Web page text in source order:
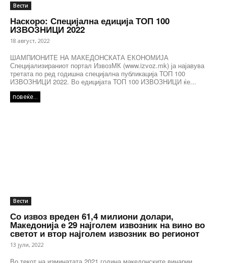
Вести
Наскоро: Специјална едиција ТОП 100
ИЗВОЗНИЦИ 2022
18 август, 2022
ШАМПИОНИТЕ НА МАКЕДОНСКАТА ЕКОНОМИЈА
Специјализираниот портал ИзвозМК (www.izvoz.mk) ја најавува
третата по ред годишна специјална публикација ТОП 100
ИЗВОЗНИЦИ 2022. Во едицијата ТОП 100 ИЗВОЗНИЦИ ќе...
повеќе...
Вести
Со извоз вреден 61,4 милиони долари,
Македонија е 29 најголем извозник на вино во
светот и втор најголем извозник во регионот
13 јули, 2022